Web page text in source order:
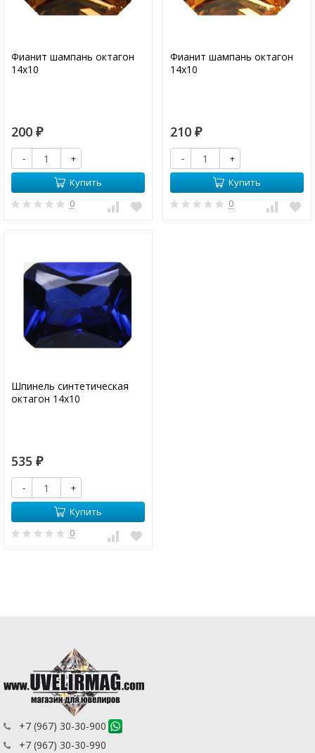
Фианит шампань октагон
14х10
200 ₽
-
+
Купить
0
Фианит шампань октагон
14х10
210 ₽
-
+
Купить
0
Шпинель синтетическая
октагон 14х10
535 ₽
-
+
Купить
0
+7 (967) 30-30-900
+7 (967) 30-30-990